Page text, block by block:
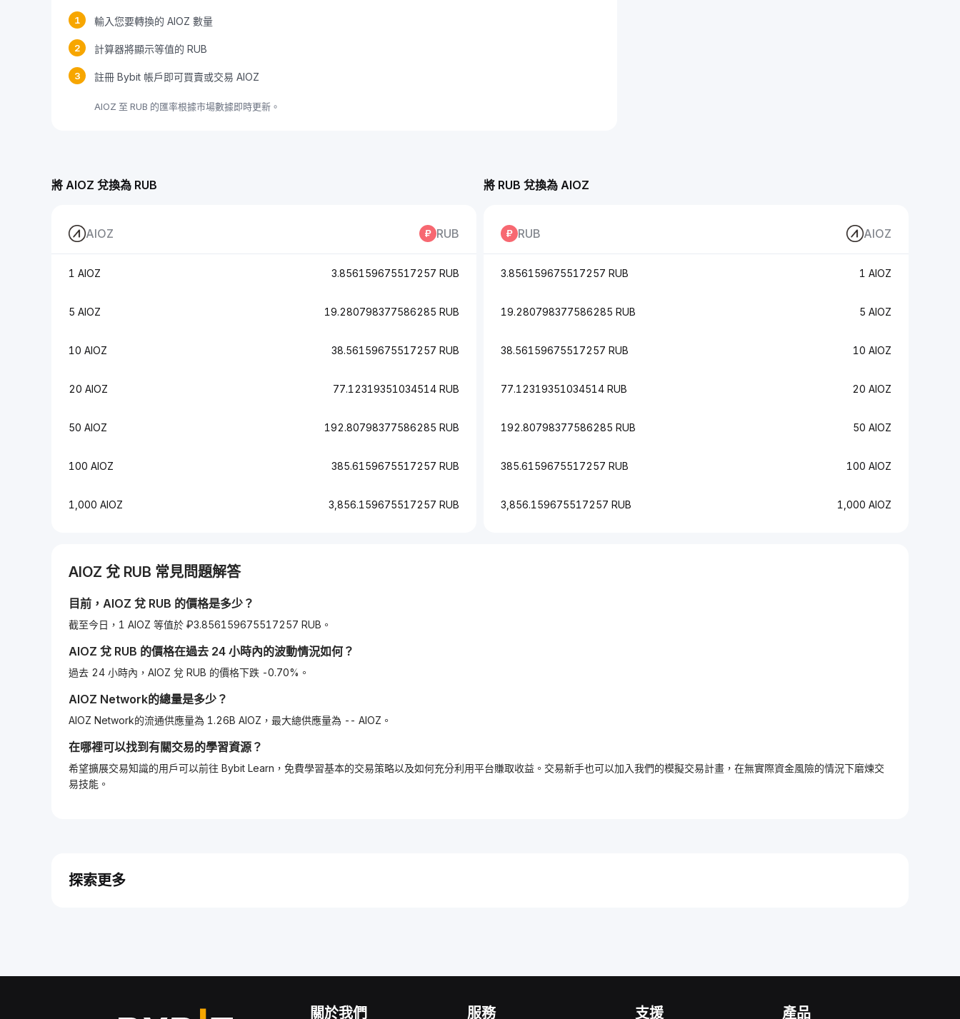
1 輸入您要轉換的 AIOZ 數量
2 計算器將顯示等值的 RUB
3 註冊 Bybit 帳戶即可買賣或交易 AIOZ
AIOZ 至 RUB 的匯率根據市場數據即時更新。
將 AIOZ 兌換為 RUB
AIOZ RUB
1 AIOZ 3.856159675517257 RUB
5 AIOZ 19.280798377586285 RUB
10 AIOZ 38.56159675517257 RUB
20 AIOZ 77.12319351034514 RUB
50 AIOZ 192.80798377586285 RUB
100 AIOZ 385.6159675517257 RUB
1,000 AIOZ 3,856.159675517257 RUB
將 RUB 兌換為 AIOZ
RUB AIOZ
3.856159675517257 RUB 1 AIOZ
19.280798377586285 RUB 5 AIOZ
38.56159675517257 RUB 10 AIOZ
77.12319351034514 RUB 20 AIOZ
192.80798377586285 RUB 50 AIOZ
385.6159675517257 RUB 100 AIOZ
3,856.159675517257 RUB 1,000 AIOZ
AIOZ 兌 RUB 常見問題解答
目前， AIOZ 兌 RUB 的價格是多少？
截至今日，1 AIOZ 等值於 ₽3.856159675517257 RUB。
AIOZ 兌 RUB 的價格在過去 24 小時內的波動情況如何？
過去 24 小時內，AIOZ 兌 RUB 的價格下跌 -0.70%。
AIOZ Network的總量是多少？
AIOZ Network的流通供應量為 1.26B AIOZ，最大總供應量為 -- AIOZ。
在哪裡可以找到有關交易的學習資源？
希望擴展交易知識的用戶可以前往 Bybit Learn，免費學習基本的交易策略以及如何充分利用平台賺取收益。交易新手也可以加入我們的模擬交易計畫，在無實際資金風險的情況下磨煉交
易技能。
探索更多
關於我們 服務 支援 產品